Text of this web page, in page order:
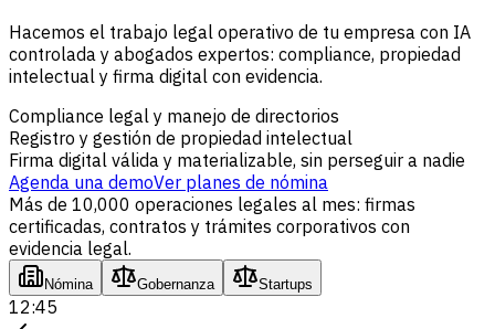
Hacemos el trabajo legal operativo de tu empresa con IA
controlada y abogados expertos: compliance, propiedad
intelectual y firma digital con evidencia.
Compliance legal y manejo de directorios
Registro y gestión de propiedad intelectual
Firma digital válida y materializable, sin perseguir a nadie
Agenda una demoVer planes de nómina
Más de 10,000 operaciones legales al mes: firmas
certificadas, contratos y trámites corporativos con
evidencia legal.
Nómina Gobernanza Startups
12:45